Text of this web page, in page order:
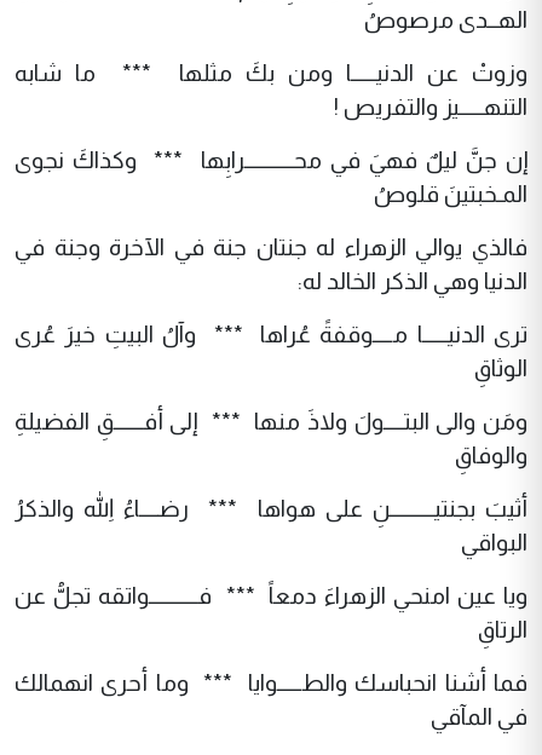
الهــدى مرصوصُ
وزوتْ عن الدنيـــــا ومن بكَ مثلها *** ما شابه
التنهـــــيز والتفريص !
إن جنَّ ليلٌ فهيَ في محــــــــــرابِها *** وكذاكَ نجوى
المـخبتينَ قلوصُ
فالذي يوالي الزهراء له جنتان جنة في الآخرة وجنة في
الدنيا وهي الذكر الخالد له:
ترى الدنيـــــا مــــوقفةً عُراها *** وآلُ البيتِ خيرَ عُرى
الوثاقِ
ومَن والى البتــــولَ ولاذَ منها *** إلى أفــــــقِ الفضيلةِ
والوفاقِ
أثيبَ بجنتيـــــــــنِ على هواها *** رضــــاءُ اللهِ والذكرُ
البواقي
ويا عين امنحي الزهراءَ دمعاً *** فــــــــــواتقه تجلُّ عن
الرتاقِ
فما أشنا انحباسك والطـــــوايا *** وما أحرى انهمالك
في المآقي